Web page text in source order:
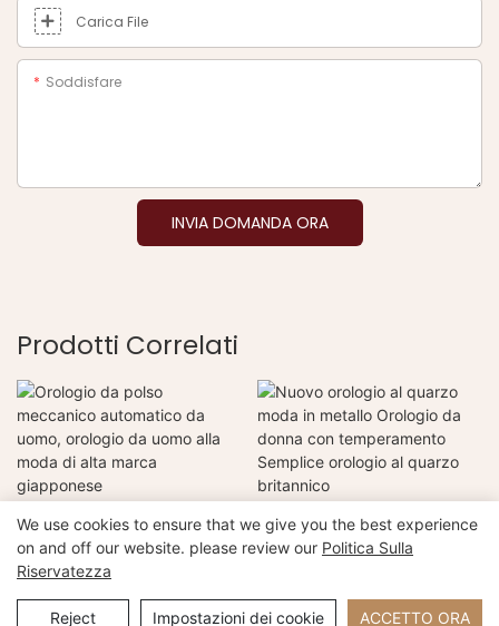
Carica File
Soddisfare
INVIA DOMANDA ORA
Prodotti Correlati
Orologio da polso
meccanico automatico da
uomo, orologio da uomo alla
giapponese
Nuovo orologio al quarzo
moda in metallo Orologio da
britannico
www.niferwatch.com |Mappa del sito
We use cookies to ensure that we give you the best experience
on and off our website. please review our Politica Sulla
Riservatezza
Reject Impostazioni dei cookie ACCETTO ORA